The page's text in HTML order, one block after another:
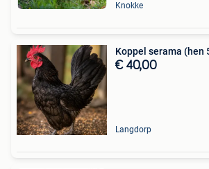
Knokke
Koppel serama (hen
€ 40,00
Langdorp